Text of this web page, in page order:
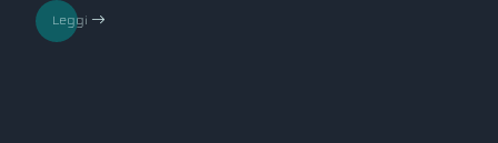
Leggi